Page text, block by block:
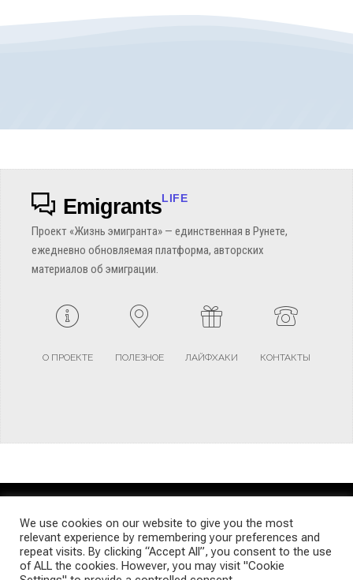
EmigrantsLIFE
Проект «Жизнь эмигранта» — единственная в Рунете,
ежедневно обновляемая платформа, авторских
материалов об эмиграции.
О ПРОЕКТЕ ПОЛЕЗНОЕ ЛАЙФХАКИ КОНТАКТЫ
TERMS AND CONDITIONS PRIVACY POLICY SITEMAP
© Emigrants Life WordPress Theme by TagDiv
We use cookies on our website to give you the most
relevant experience by remembering your preferences and
repeat visits. By clicking “Accept All”, you consent to the use
of ALL the cookies. However, you may visit "Cookie